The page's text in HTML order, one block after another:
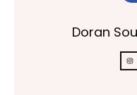
Doran